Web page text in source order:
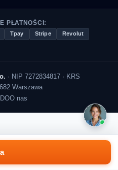
PŁATNOŚCI:
Tpay Stripe Revolut
· NIP 7272834817 · KRS
Warszawa
O nas